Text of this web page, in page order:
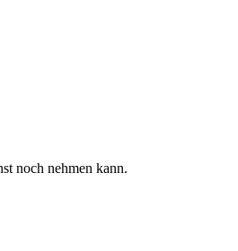
noch nehmen kann.